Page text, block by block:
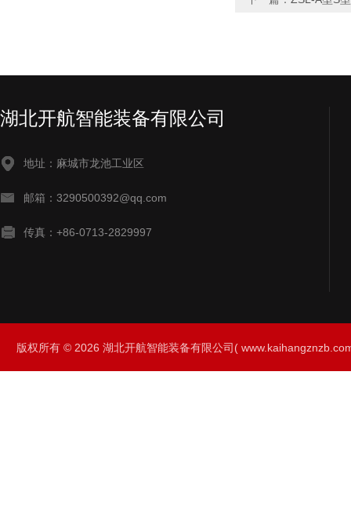
湖北开航智能装备有限公司
地址：麻城市龙池工业区
邮箱：3290500392@qq.com
传真：+86-0713-2829997
版权所有 © 2026 湖北开航智能装备有限公司(